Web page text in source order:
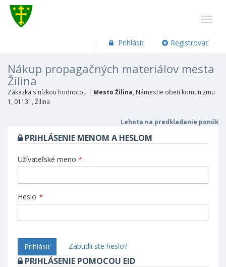
Prihlásiť Registrovať
Nákup propagačných materiálov mesta
Žilina
Zákazka s nízkou hodnotou | Mesto Žilina , Námestie obetí komunizmu
1, 01131, Žilina
Lehota na predkladanie ponúk
PRIHLÁSENIE MENOM A HESLOM
Užívateľské meno *
Heslo *
Prihlásiť Zabudli ste heslo?
PRIHLÁSENIE POMOCOU EID